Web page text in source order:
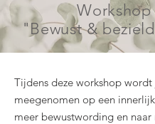
Workshop
"Bewust &
Tijdens deze workshop wordt
meegenomen op een
meer bewustwording en naar